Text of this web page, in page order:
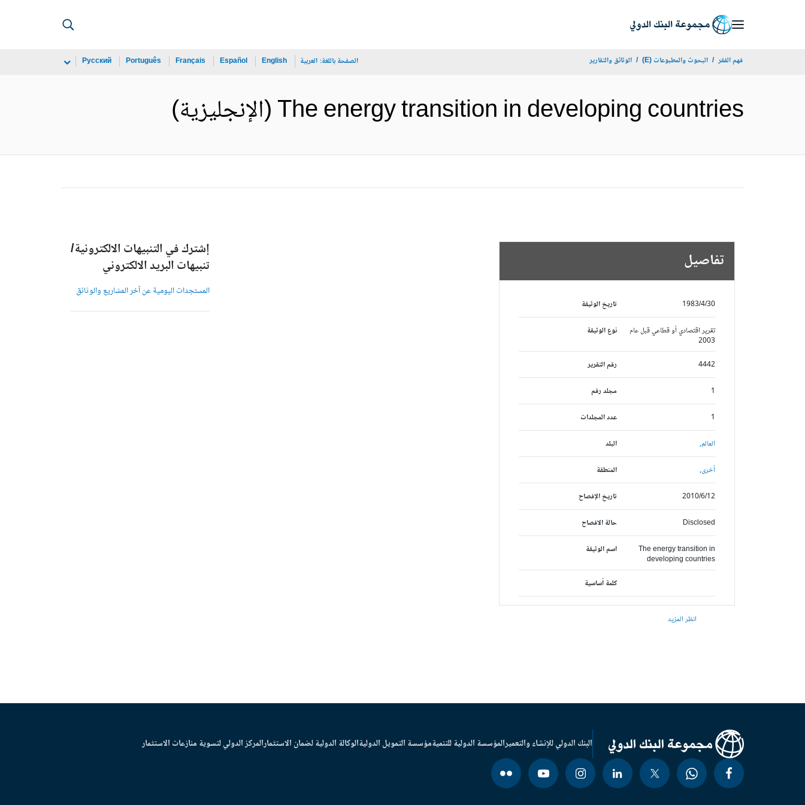
فهم الفقر البحوث والمطبوعات (E) الوثائق والتقارير الصفحة باللغة: العربية English
Español
Français
Português
Русский
The energy transition in developing countries (الإنجليزية)
تفاصيل
تاريخ الوثيقة 1983/4/30
نوع الوثيقة
تقرير اقتصادي أو قطاعي قبل عام
2003
رقم التقرير
4442
مجلد رقم 1
عدد المجلدات 1
البلد العالم,
المنطقة أخرى,
تاريخ الإفصاح 2010/6/12
حالة الافصاح Disclosed
اسم الوثيقة
The energy transition in
developing countries
كلمة أساسية
انظر المزيد
إشترك في التنبيهات الالكترونية/
تنبيهات البريد الالكتروني
المستجدات اليومية عن آخر المشاريع والوثائق
البنك الدولي للإنشاء والتعميرالمؤسسة الدولية للتنميةمؤسسة التمويل الدوليةالوكالة الدولية لضمان الاستثمارالمركز الدولي لتسوية منازعات الاستثمار